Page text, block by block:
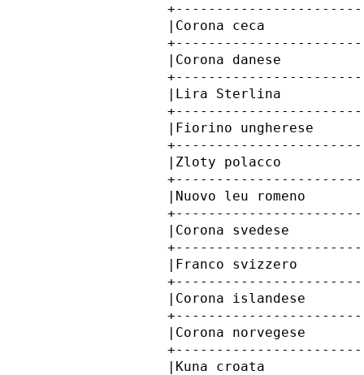
|Corona ceca
|Corona danese
|Lira Sterlina
|Fiorino ungherese
|Zloty polacco
|Nuovo leu romeno
|Corona svedese
|Franco svizzero
|Corona islandese
|Corona norvegese
|Kuna croata